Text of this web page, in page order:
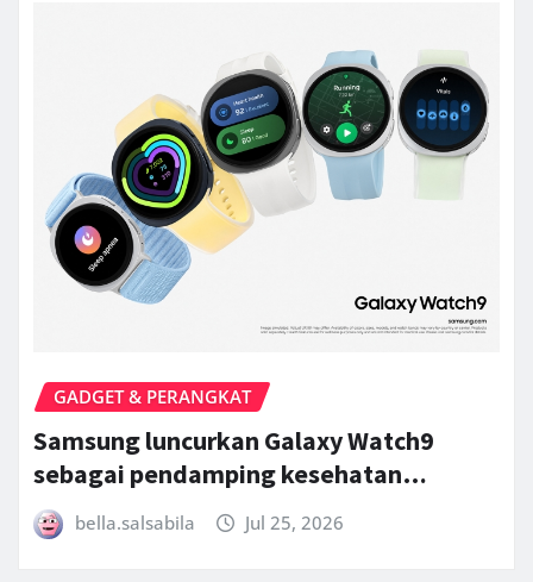
GADGET & PERANGKAT
Samsung luncurkan Galaxy Watch9
sebagai pendamping kesehatan…
bella.salsabila Jul 25, 2026